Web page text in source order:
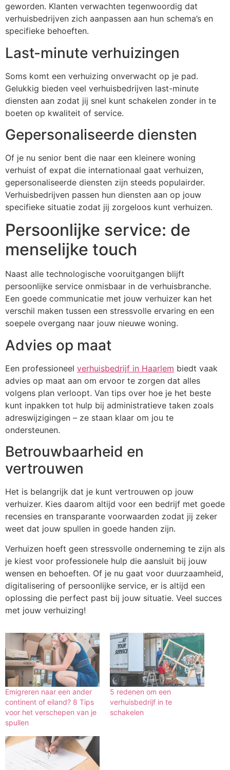
geworden. Klanten verwachten tegenwoordig dat
verhuisbedrijven zich aanpassen aan hun schema’s en
specifieke behoeften.
Last-minute verhuizingen
Soms komt een verhuizing onverwacht op je pad.
Gelukkig bieden veel verhuisbedrijven last-minute
diensten aan zodat jij snel kunt schakelen zonder in te
boeten op kwaliteit of service.
Gepersonaliseerde diensten
Of je nu senior bent die naar een kleinere woning
verhuist of expat die internationaal gaat verhuizen,
gepersonaliseerde diensten zijn steeds populairder.
Verhuisbedrijven passen hun diensten aan op jouw
specifieke situatie zodat jij zorgeloos kunt verhuizen.
Persoonlijke service: de
menselijke touch
Naast alle technologische vooruitgangen blijft
persoonlijke service onmisbaar in de verhuisbranche.
Een goede communicatie met jouw verhuizer kan het
verschil maken tussen een stressvolle ervaring en een
soepele overgang naar jouw nieuwe woning.
Advies op maat
Een professioneel verhuisbedrijf in Haarlem biedt vaak
advies op maat aan om ervoor te zorgen dat alles
volgens plan verloopt. Van tips over hoe je het beste
kunt inpakken tot hulp bij administratieve taken zoals
adreswijzigingen – ze staan klaar om jou te
ondersteunen.
Betrouwbaarheid en
vertrouwen
Het is belangrijk dat je kunt vertrouwen op jouw
verhuizer. Kies daarom altijd voor een bedrijf met goede
recensies en transparante voorwaarden zodat jij zeker
weet dat jouw spullen in goede handen zijn.
Verhuizen hoeft geen stressvolle onderneming te zijn als
je kiest voor professionele hulp die aansluit bij jouw
wensen en behoeften. Of je nu gaat voor duurzaamheid,
digitalisering of persoonlijke service, er is altijd een
oplossing die perfect past bij jouw situatie. Veel succes
met jouw verhuizing!
Emigreren naar een ander
continent of eiland? 8 Tips
voor het verschepen van je
spullen
5 redenen om een
verhuisbedrijf in te
schakelen